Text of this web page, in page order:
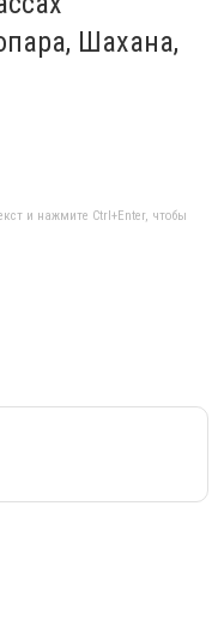
Шахана,
и нажмите Ctrl+Enter, чтобы